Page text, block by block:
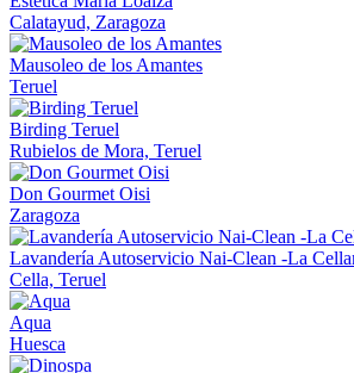
Calatayud, Zaragoza
Mausoleo de los Amantes
Teruel
Birding Teruel
Rubielos de Mora, Teruel
Don Gourmet Oisi
Zaragoza
Lavandería Autoservicio Nai-Clean -La
Cella, Teruel
Aqua
Huesca